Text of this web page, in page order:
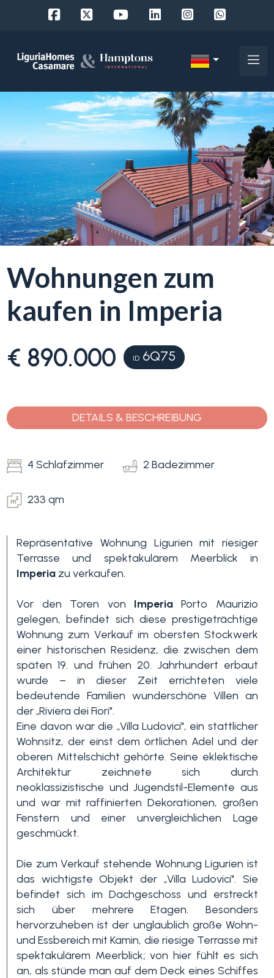
Wohnungen zum
kaufen in Imperia
€ 890.000 ID 6Q75
DETAILS & BESCHREIBUNG
4 Schlafzimmer 2 Badezimmer
233 qm
Repräsentative Wohnung Ligurien mit riesiger
Terrasse und spektakulärem Meerblick in
Imperia zu verkaufen.
Vor den Toren von ImperiaPorto Maurizio
gelegen, befindet sich diese prestigeträchtige
Wohnung zum Verkauf im obersten Stockwerk
einer historischen Residenz, die zwischen dem
späten 19. und frühen 20. Jahrhundert erbaut
wurde – in dieser Zeit errichteten viele
bedeutende Familien wunderschöne Villen an
der „Riviera dei Fiori".
Eine davon war die „Villa Ludovici", ein stattlicher
Wohnsitz, der einst dem örtlichen Adel und der
oberen Mittelschicht gehörte. Seine eklektische
Architektur zeichnete sich durch
neoklassizistische und Jugendstil-Elemente aus
und war mit raffinierten Dekorationen, großen
Fenstern und einer unvergleichlichen Lage
geschmückt.
Die zum Verkauf stehende Wohnung Ligurien ist
das wichtigste Objekt der „Villa Ludovici". Sie
befindet sich im Dachgeschoss und erstreckt
sich über mehrere Etagen. Besonders
hervorzuheben ist der unglaublich große Wohn-
und Essbereich mit Kamin, die riesige Terrasse mit
spektakulärem Meerblick; von hier fühlt es sich
an, als stünde man auf dem Deck eines Schiffes
DE
RU
Über
uns
Dienstleistungen
Blumenriviera
Kontakt
suchen
Sie?
Provinz
Ort
Alle
Grundstücke
Preis
Schlafzimmer
min.
Alle
1
2
Andere
Optionen
Mehrfachauswahl